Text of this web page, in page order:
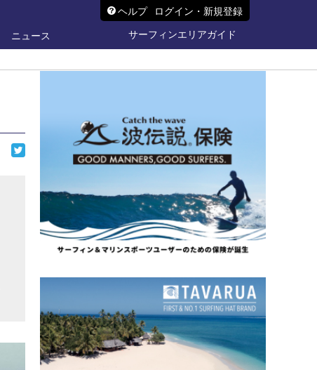
ヘルプ ログイン・新規登録
ニュース
サーフィンエリアガイド